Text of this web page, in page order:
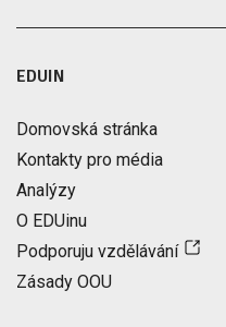
EDUIN
Domovská stránka
Kontakty pro média
Analýzy
O EDUinu
Podporuju vzdělávání
Zásady OOU